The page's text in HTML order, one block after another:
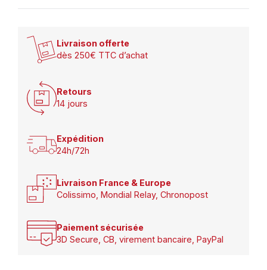
Livraison offerte
dès 250€ TTC d’achat
Retours
14 jours
Expédition
24h/72h
Livraison France & Europe
Colissimo, Mondial Relay, Chronopost
Paiement sécurisée
3D Secure, CB, virement bancaire, PayPal